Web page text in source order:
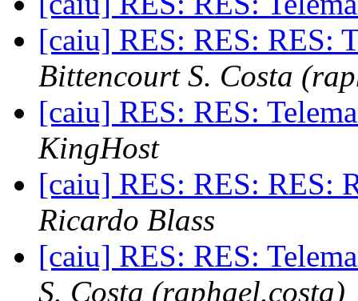
[caiu] RES: RES: RES:
Bittencourt S. Costa
[caiu] RES: RES:
KingHost
[caiu] RES: RES: RES:
Ricardo Blass
[caiu] RES: RES:
S. Costa (raphael.costa)